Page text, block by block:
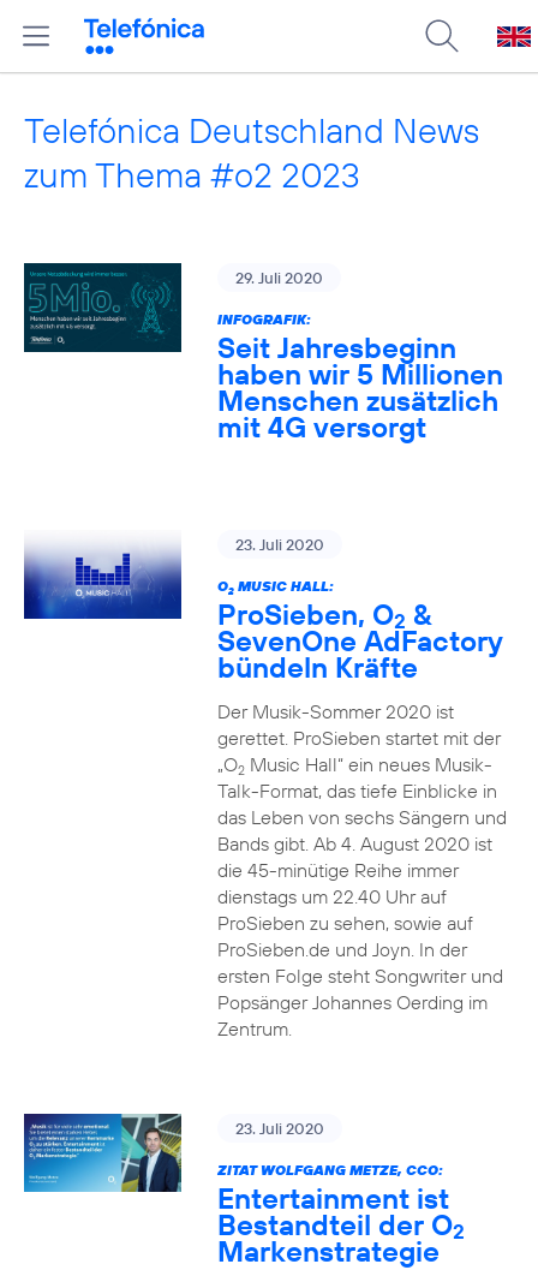
Telefónica Deutschland News
zum Thema #o2 2023
29. Juli 2020
INFOGRAFIK:
Seit Jahresbeginn
haben wir 5 Millionen
Menschen zusätzlich
mit 4G versorgt
23. Juli 2020
O2MUSIC HALL:
ProSieben, O2 &
SevenOne AdFactory
bündeln Kräfte
Der Musik-Sommer 2020 ist
gerettet. ProSieben startet mit der
„O2Music Hall“ ein neues Musik-
Talk-Format, das tiefe Einblicke in
das Leben von sechs Sängern und
Bands gibt. Ab 4. August 2020 ist
die 45-minütige Reihe immer
dienstags um 22.40 Uhr auf
ProSieben zu sehen, sowie auf
ProSieben.de und Joyn. In der
ersten Folge steht Songwriter und
Popsänger Johannes Oerding im
Zentrum.
23. Juli 2020
ZITAT WOLFGANG METZE, CCO:
Entertainment ist
Bestandteil der O2
Markenstrategie